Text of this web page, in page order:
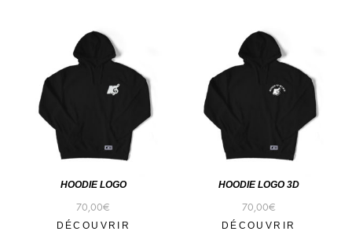
HOODIE LOGO
70,00€
DÉCOUVRIR
HOODIE LOGO 3D
70,00€
DÉCOUVRIR